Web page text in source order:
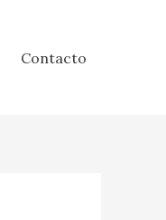
Contacto